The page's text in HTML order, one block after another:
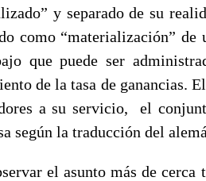
y separado de su
como “materialización”
que puede ser
de la tasa de ganancias.
a su servicio, el
según la traducción del
el asunto más de cerca